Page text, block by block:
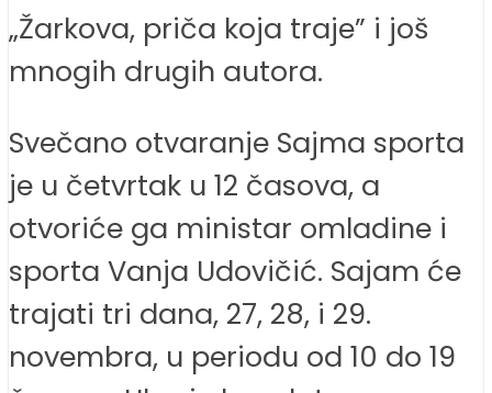
„Žarkova, priča koja traje” i još
mnogih drugih autora.
Svečano otvaranje Sajma sporta
je u četvrtak u 12 časova, a
otvoriće ga ministar omladine i
sporta Vanja Udovičić. Sajam će
trajati tri dana, 27, 28, i 29.
novembra, u periodu od 10 do 19